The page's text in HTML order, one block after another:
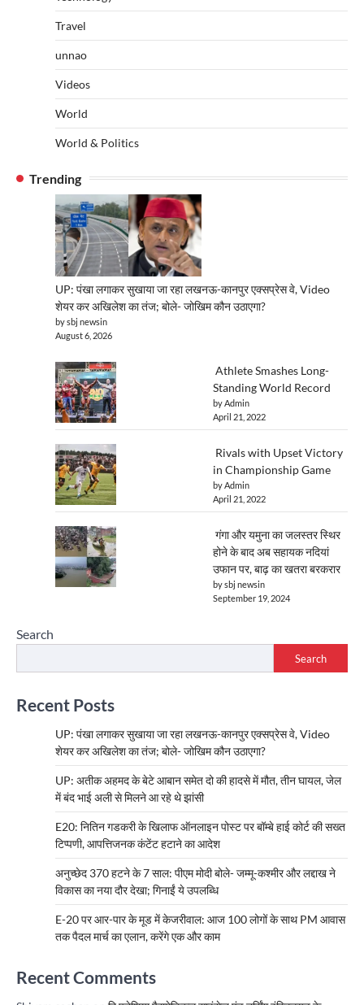
Travel
unnao
Videos
World
World & Politics
Trending
UP: पंखा लगाकर सुखाया जा रहा लखनऊ-कानपुर एक्सप्रेस वे, Video
शेयर कर अखिलेश का तंज; बोले- जोखिम कौन उठाएगा?
by sbj newsin
August 6, 2026
Athlete Smashes Long-
Standing World Record
by Admin
April 21, 2022
Rivals with Upset Victory
in Championship Game
by Admin
April 21, 2022
गंगा और यमुना का जलस्तर स्थिर
होने के बाद अब सहायक नदियां
उफान पर, बाढ़ का खतरा बरकरार
by sbj newsin
September 19, 2024
Search
Search
Recent Posts
UP: पंखा लगाकर सुखाया जा रहा लखनऊ-कानपुर एक्सप्रेस वे, Video
शेयर कर अखिलेश का तंज; बोले- जोखिम कौन उठाएगा?
UP: अतीक अहमद के बेटे आबान समेत दो की हादसे में मौत, तीन घायल, जेल
में बंद भाई अली से मिलने आ रहे थे झांसी
E20: नितिन गडकरी के खिलाफ ऑनलाइन पोस्ट पर बॉम्बे हाई कोर्ट की सख्त
टिप्पणी, आपत्तिजनक कंटेंट हटाने का आदेश
अनुच्छेद 370 हटने के 7 साल: पीएम मोदी बोले- जम्मू-कश्मीर और लद्दाख ने
विकास का नया दौर देखा; गिनाईं ये उपलब्धि
E-20 पर आर-पार के मूड में केजरीवाल: आज 100 लोगों के साथ PM आवास
तक पैदल मार्च का एलान, करेंगे एक और काम
Recent Comments